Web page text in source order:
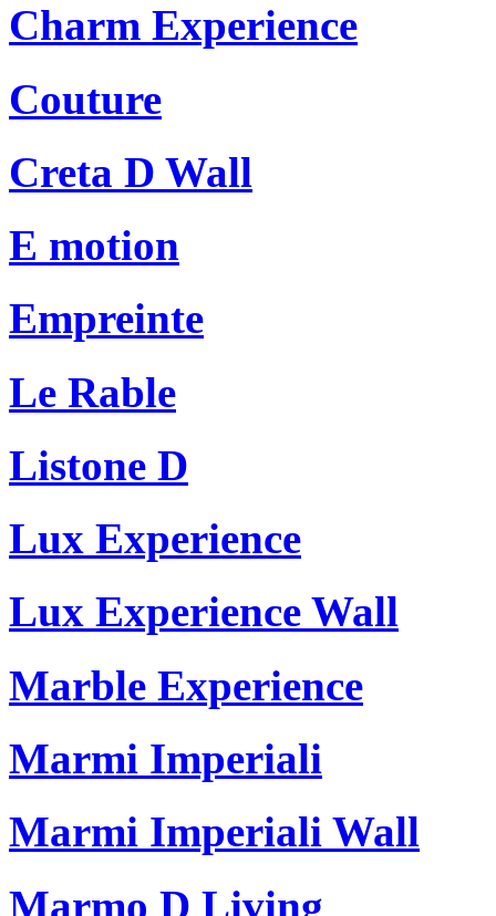
Charm Experience
Couture
Creta D Wall
E motion
Empreinte
Le Rable
Listone D
Lux Experience
Lux Experience Wall
Marble Experience
Marmi Imperiali
Marmi Imperiali Wall
Marmo D Living